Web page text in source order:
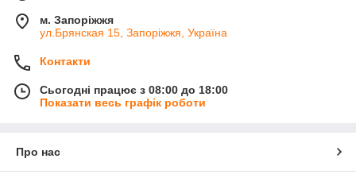
м. Запоріжжя
ул.Брянская 15, Запоріжжя, Україна
Контакти
Сьогодні працює з 08:00 до 18:00
Показати весь графік роботи
Про нас